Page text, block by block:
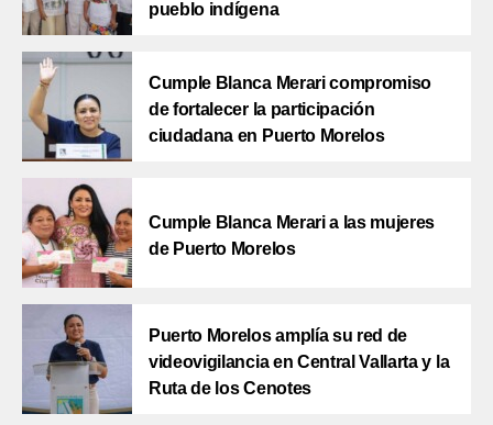
pueblo indígena
Cumple Blanca Merari compromiso
de fortalecer la participación
ciudadana en Puerto Morelos
Cumple Blanca Merari a las mujeres
de Puerto Morelos
Puerto Morelos amplía su red de
videovigilancia en Central Vallarta y la
Ruta de los Cenotes